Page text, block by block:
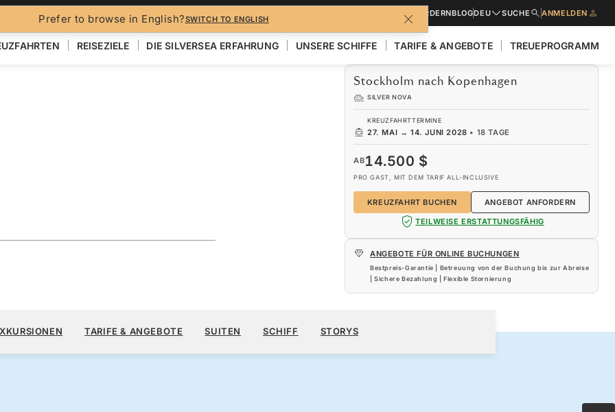
Prefer to browse in English?SWITCH TO ENGLISH
ANGEBOT ANFORDERNBLOGDEU SUCHE ANMELDEN
REISEZIELE DIE SILVERSEA ERFAHRUNG UNSERE SCHIFFE TARIFE & ANGEBOTE TREUEPROGRAMM
Stockholm nach Kopenhagen
SILVER NOVA
KREUZFAHRTTERMINE
27. MAI → 14. JUNI 2028 • 18 TAGE
AB14.500 $
PRO GAST, MIT DEM TARIF ALL-INCLUSIVE
KREUZFAHRT BUCHEN
ANGEBOT ANFORDERN
TEILWEISE ERSTATTUNGSFÄHIG
ANGEBOTE FÜR ONLINE BUCHUNGEN
Bestpreis-Garantie | Betreuung von der Buchung bis zur Abreise
| Sichere Bezahlung | Flexible Stornierung
18 TAGE
PRO GAST, MIT DEM TARIF ALL-INCLUSIVE
TARIFE & ANGEBOTE SUITEN SCHIFF STORYS